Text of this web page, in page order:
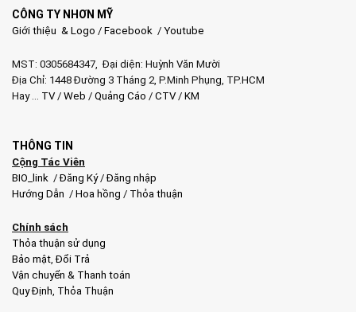
CÔNG TY NHƠN MỸ
Giới thiệu & Logo / Facebook / Youtube
MST: 0305684347, Đại diện: Huỳnh Văn Mười
Địa Chỉ: 1448 Đường 3 Tháng 2, P.Minh Phụng, TP.HCM
Hay … TV/ Web / Quảng Cáo / CTV/ KM
THÔNG TIN
Cộng Tác Viên
BIO_link /Đăng Ký/Đăng nhập
Hướng Dẫn / Hoa hồng / Thỏa thuận
Chính sách
Thỏa thuận sử dụng
Bảo mật,Đổi Trả
Vận chuyển & Thanh toán
Quy Định, Thỏa Thuận